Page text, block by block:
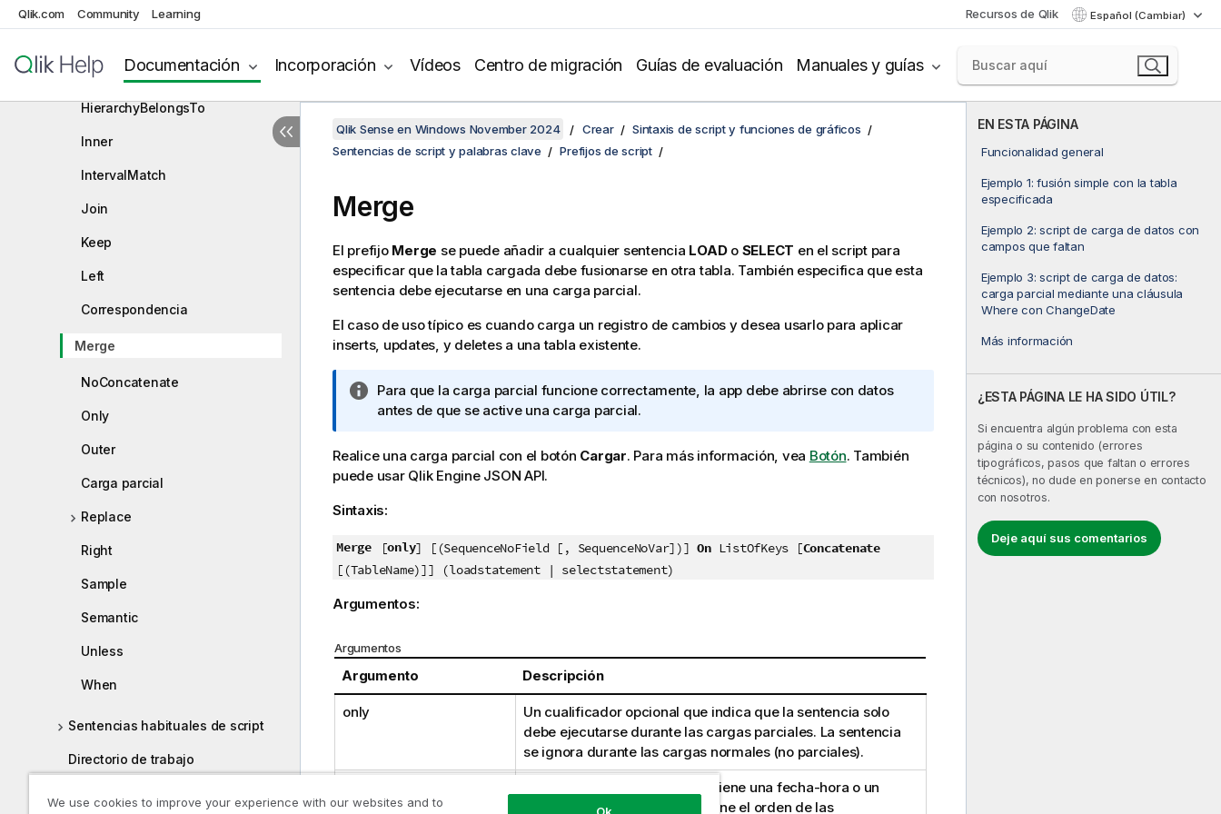
Qlik.com Community Learning Recursos de Qlik Español (Cambiar)
Documentación Incorporación Vídeos Centro de migración Guías de evaluación Manuales y guías
First
Hierarchy
HierarchyBelongsTo
Inner
IntervalMatch
Join
Keep
Left
Correspondencia
Merge
NoConcatenate
Only
Outer
Carga parcial
Replace
Right
Sample
Semantic
Unless
When
Sentencias habituales de script
Directorio de trabajo
Trabajar con variables en el editor
EN ESTA PÁGINA
Funcionalidad general
Ejemplo 1: fusión simple con la tabla
especificada
Ejemplo 2: script de carga de datos con
campos que faltan
Ejemplo 3: script de carga de datos:
carga parcial mediante una cláusula
Where con ChangeDate
Más información
¿ESTA PÁGINA LE HA SIDO ÚTIL?
Si encuentra algún problema con esta
página o su contenido (errores
tipográficos, pasos que faltan o errores
técnicos), no dude en ponerse en contacto
con nosotros.
Deje aquí sus comentarios
Qlik Sense en Windows November 2024 Crear
Sintaxis de script y funciones de gráficos
Sentencias de script y palabras clave
Prefijos de script
Merge
El prefijo Merge se puede añadir a cualquier sentencia LOADo SELECT en el script para
especificar que la tabla cargada debe fusionarse en otra tabla. También especifica que esta
sentencia debe ejecutarse en una carga parcial.
El caso de uso típico es cuando carga un registro de cambios y desea usarlo para aplicar
inserts, updates, y deletesa una tabla existente.
N
o
a
i
f
m
t
v
a
Para que la carga parcial funcione correctamente, la app debe abrirse con datos
antes de que se active una carga parcial.
Realice una carga parcial con el botón Cargar. Para más información, vea Botón. También
puede usar Qlik Engine JSON API.
Sintaxis:
Merge [only] [(SequenceNoField [, SequenceNoVar])]OnListOfKeys [Concatenate
[(TableName)]] (loadstatement | selectstatement)
Argumentos:
Argumentos
Argumento Descripción
only
Un cualificador opcional que indica que la sentencia solo
debe ejecutarse durante las cargas parciales. La sentencia
se ignora durante las cargas normales (no parciales).
El nombre del campo que contiene una fecha-hora o un
número de secuencia que define el orden de las
We use cookies to improve your experience with our websites and to